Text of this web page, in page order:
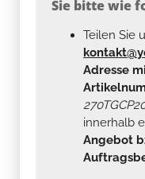
Sie bitte wie
Teilen Sie
Adresse
innerhalb
Angebot